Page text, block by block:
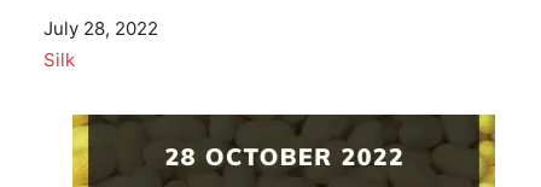
Date
July 28, 2022
In relation to
Silk